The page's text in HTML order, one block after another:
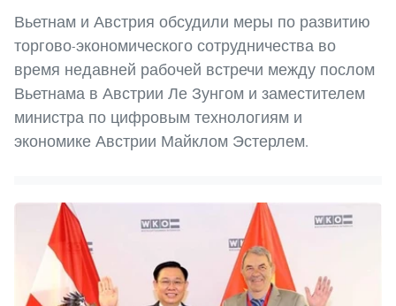
Вьетнам и Австрия обсудили меры по развитию
торгово-экономического сотрудничества во
время недавней рабочей встречи между послом
Вьетнама в Австрии Ле Зунгом и заместителем
министра по цифровым технологиям и
экономике Австрии Майклом Эстерлем.